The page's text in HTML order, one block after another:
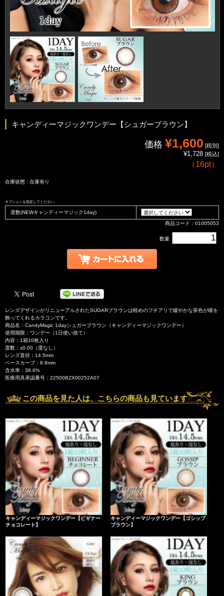
キャンディーマジックワンデー【シュガーブラウン】
価格 ¥1,600 [税別]
¥1,728 [税込]
（16pt）
在庫状態 : 在庫有り
オプションを指定してください。
度数(NEWキャンディーマジック1day)
商品コード：01005053
数量
レンズデザインがリニューアルされたSUGARブラウンは軽めのフチアリで緩やかな茶色が瞳を
飾ってくれるカラコンです。
商品名：CandyMagic 1dayシュガーブラウン（キャンディーマジックワンデー）
使用期限：ワンデー（1日使い捨て）
内容：1箱10枚入り
度数：±0.00（度なし）
レンズ直径：14.5mm
ベースカーブ：8.8mm
含水率：38.6%
医療用具承認番号：22500BZX00252A07
この商品を見た人は、こちらの商品も見ています
キャンディーマジックワンデー【ビギナー
チョコレート】
キャンディーマジックワンデー【ゴシップ
ブラウン】